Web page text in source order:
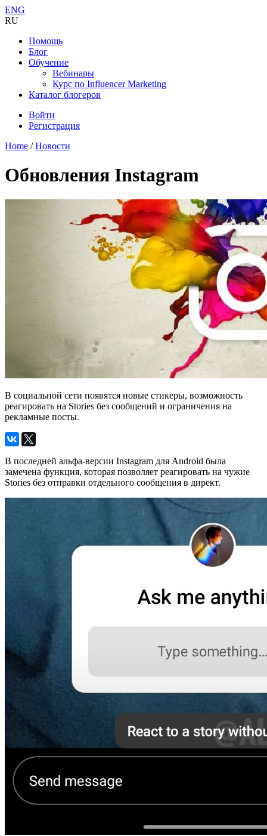
ENG
RU
Помощь
Блог
Обучение
Вебинары
Курс по Influencer Marketing
Каталог блогеров
Войти
Регистрация
Home /Новости
Обновления Instagram
В социальной сети появятся новые стикеры, возможность
реагировать на Stories без сообщений и ограничения на
рекламные посты.
В последней альфа-версии Instagram для Android была
замечена функция, которая позволяет реагировать на чужие
Stories без отправки отдельного сообщения в директ.